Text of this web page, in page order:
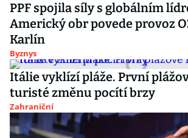
PPF spojila síly s globálním
Americký obr povede provoz
Karlín
Byznys
Itálie vyklízí pláže. První
turisté změnu pocítí brzy
Zahraniční